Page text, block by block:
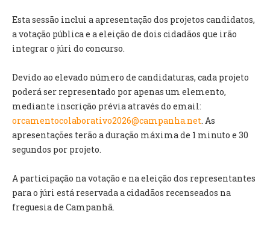
GRAVAÇÕES DAS REUNIÕES PÚBLICAS DO EXECUTIVO
DOCUMENTOS
ATAS E DOCUMENTOS DA ASSEMBLEIA
EDITAIS
REGULAMENTOS E TAXAS
PLANO E ORÇAMENTO
RELATÓRIO E CONTAS
RECRUTAMENTO PESSOAL
CÓDIGO DE CONDUTA
ORÇAMENTO COLABORATIVO
Esta sessão inclui a apresentação dos projetos candidatos,
a votação pública e a eleição de dois cidadãos que irão
integrar o júri do concurso.
Devido ao elevado número de candidaturas, cada projeto
poderá ser representado por apenas um elemento,
mediante inscrição prévia através do email:
orcamentocolaborativo2026@campanha.net. As
apresentações terão a duração máxima de 1 minuto e 30
segundos por projeto.
A participação na votação e na eleição dos representantes
para o júri está reservada a cidadãos recenseados na
freguesia de Campanhã.